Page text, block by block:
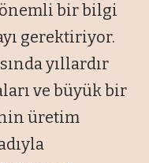
bir bilgi
gerektiriyor.
yıllardır
ve büyük bir
üretim